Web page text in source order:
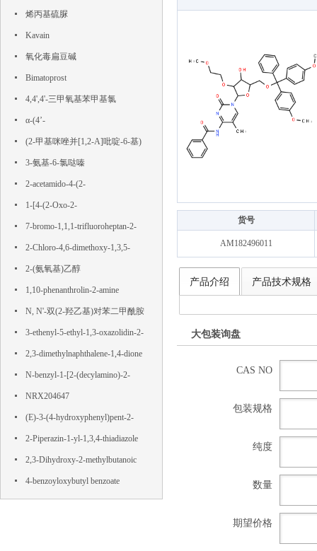
烯丙基硫脲
Kavain
氧化毒扁豆碱
Bimatoprost
4,4',4'-三甲氧基苯甲基氯
α-(4’-
Hydroxyphenyl)phloroacetophenone
(2-甲基咪唑并[1,2-A]吡啶-6-基)
硼酸3-氨基-6-氯哒嗪
2-acetamido-4-(2-
hydroxyethylsulfonyl)benzoic acid
1-[4-(2-Oxo-2-
phenylacetyl)phenyl]-2-phenylethane-
1,2-dione
7-bromo-1,1,1-trifluoroheptan-2-
one2-Chloro-4,6-dimethoxy-1,3,5-
triazine2-(氨氧基)乙醇
1,10-phenanthrolin-2-amine
N, N'-双(2-羟乙基)对苯二甲酰胺
3-ethenyl-5-ethyl-1,3-oxazolidin-2-
one2,3-dimethylnaphthalene-1,4-dione
N-benzyl-1-[2-(decylamino)-2-
oxoethyl]pyridin-1-ium-3-
carboxamide,chloride
NRX204647
(E)-3-(4-hydroxyphenyl)pent-2-
enedioic acid
2-Piperazin-1-yl-1,3,4-thiadiazole
2,3-Dihydroxy-2-methylbutanoic
acid4-benzoyloxybutyl benzoate
货号
AM182496011
产品介绍 产品技术规格
大包装询盘
CAS NO
包装规格
纯度
数量
期望价格